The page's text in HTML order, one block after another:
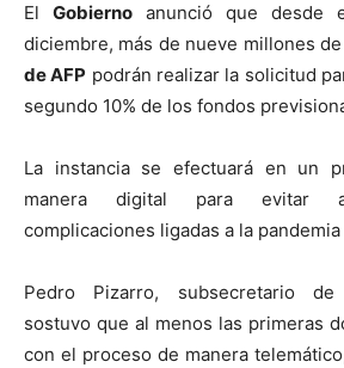
ElGobierno anunció que desde
diciembre, más de nueve millones
de AFP podrán realizar la solicitud
segundo 10% de los fondos
La instancia se efectuará en un
manera digital para evitar
complicaciones ligadas a la
Pedro Pizarro, subsecretario de
sostuvo que al menos las primeras
con el proceso de manera